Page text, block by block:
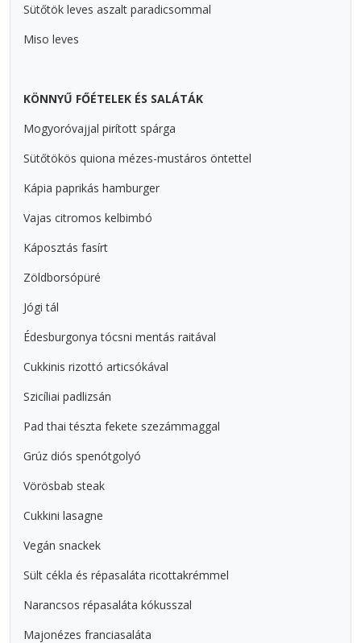
Sütőtök leves aszalt paradicsommal
Miso leves
KÖNNYŰ FŐÉTELEK ÉS SALÁTÁK
Mogyoróvajjal pirított spárga
Sütőtökös quiona mézes-mustáros öntettel
Kápia paprikás hamburger
Vajas citromos kelbimbó
Káposztás fasírt
Zöldborsópüré
Jógi tál
Édesburgonya tócsni mentás raitával
Cukkinis rizottó articsókával
Szicíliai padlizsán
Pad thai tészta fekete szezámmaggal
Grúz diós spenótgolyó
Vörösbab steak
Cukkini lasagne
Vegán snackek
Sült cékla és répasaláta ricottakrémmel
Narancsos répasaláta kókusszal
Majonézes franciasaláta